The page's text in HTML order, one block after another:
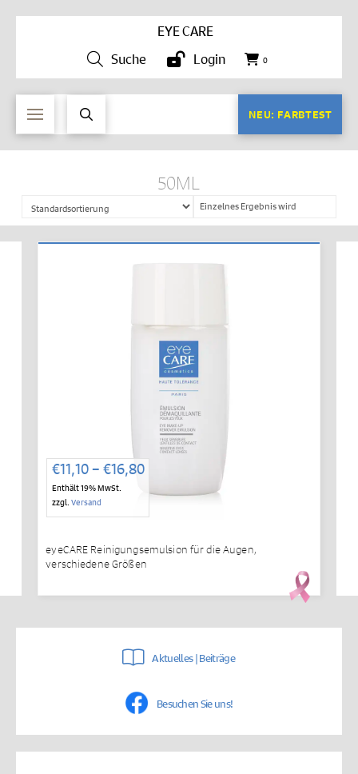
EYE CARE
Suche
Login 0
NEU: FARBTEST
50ML
Einzelnes Ergebnis wird
angezeigt
€11,10– €16,80Preisspanne:
bis
Enthält 19% MwSt.
zzgl. Versand
eyeCARE Reinigungsemulsion für die Augen,
verschiedene Größen
Aktuelles | Beiträge
Besuchen Sie uns!